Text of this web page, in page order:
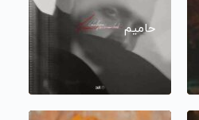
حامیم